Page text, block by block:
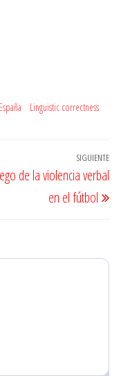
Linguistic correctness
SIGUIENTE
de la violencia verbal
en el fútbol